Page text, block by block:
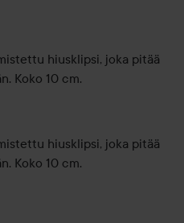
hiusklipsi, joka pitää
Koko 10 cm.
hiusklipsi, joka pitää
Koko 10 cm.